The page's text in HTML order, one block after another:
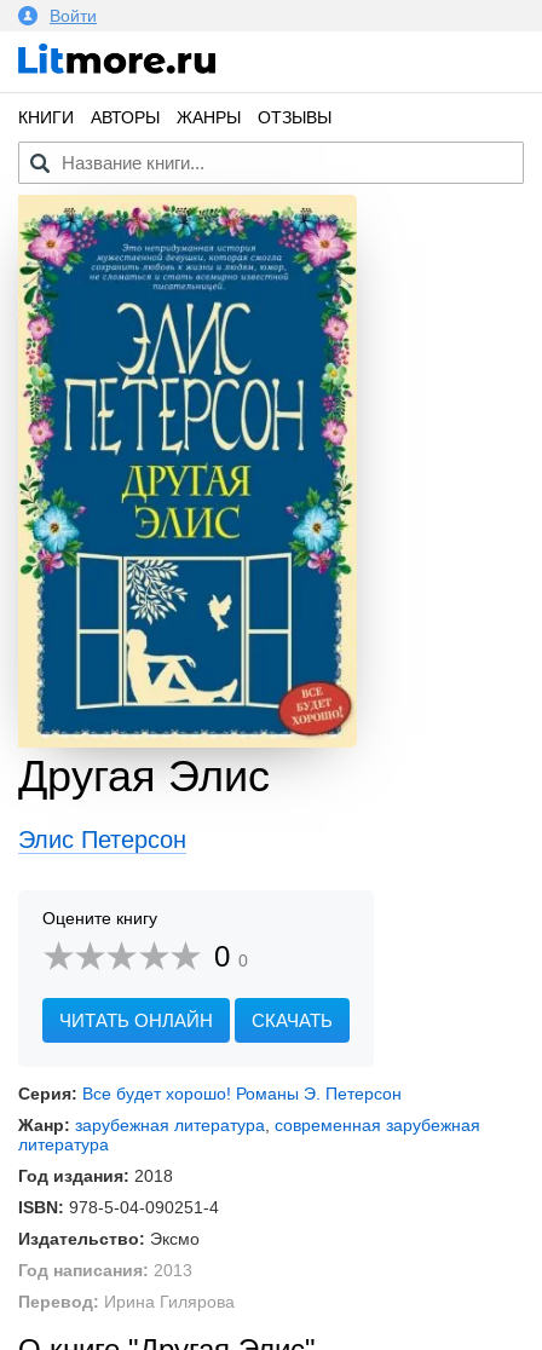
Войти
КНИГИ АВТОРЫ ЖАНРЫ ОТЗЫВЫ
Другая Элис
Элис Петерсон
Оцените книгу
0 0
ЧИТАТЬ ОНЛАЙН СКАЧАТЬ
Серия: Все будет хорошо! Романы Э. Петерсон
Жанр: зарубежная литература современная зарубежная
литература
Год издания: 2018
ISBN: 978-5-04-090251-4
Издательство: Эксмо
Год написания: 2013
Перевод: Ирина Гилярова